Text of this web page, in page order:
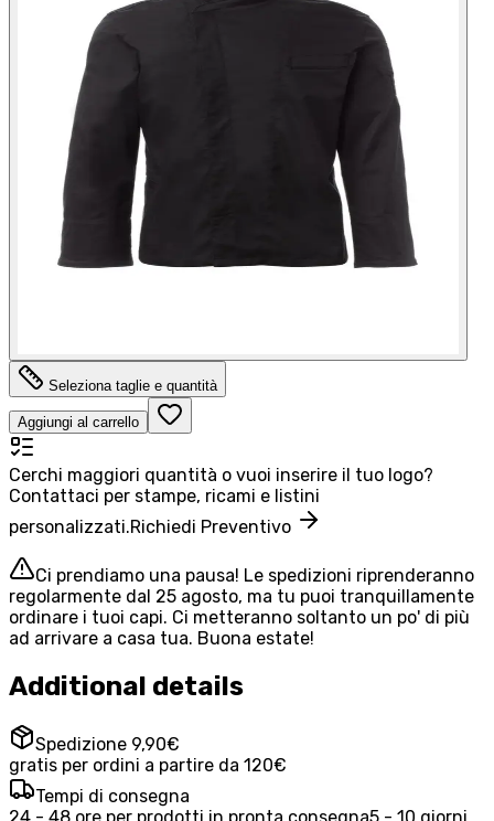
Seleziona taglie e quantità
Aggiungi al carrello
Cerchi maggiori quantità o vuoi inserire il tuo logo?
Contattaci per stampe, ricami e listini
personalizzati.Richiedi Preventivo
Ci prendiamo una pausa! Le spedizioni riprenderanno
regolarmente dal 25 agosto, ma tu puoi tranquillamente
ordinare i tuoi capi. Ci metteranno soltanto un po' di più
ad arrivare a casa tua. Buona estate!
Additional details
Spedizione 9,90€
gratis per ordini a partire da 120€
Tempi di consegna